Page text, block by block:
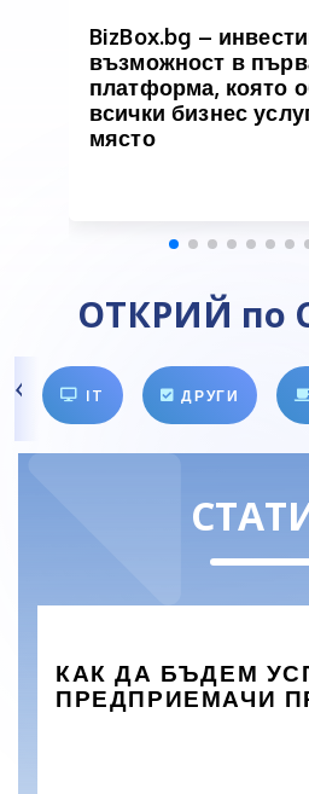
BizBox.bg –
възможност в
платформа, която
всички бизнес
място
ОТКРИЙ по
IT ДРУГИ
КАК ДА БЪДЕМ
ПРЕДПРИЕМАЧИ